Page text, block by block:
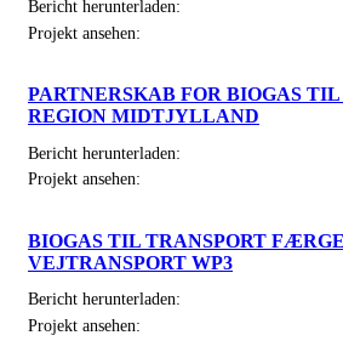
Bericht herunterladen:
Projekt ansehen:
PARTNERSKAB FOR BIOGAS
REGION MIDTJYLLAND
Bericht herunterladen:
Projekt ansehen:
BIOGAS TIL TRANSPORT
VEJTRANSPORT WP3
Bericht herunterladen:
Projekt ansehen: